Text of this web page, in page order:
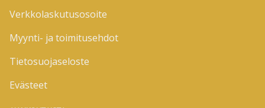
Verkkolaskutusosoite
Myynti- ja toimitusehdot
Tietosuojaseloste
Evästeet